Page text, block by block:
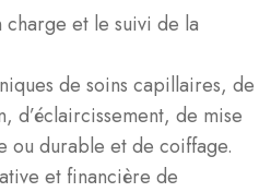
charge et le suivi de la
de soins capillaires, de
d’éclaircissement, de mise
ou durable et de coiffage.
et financière de